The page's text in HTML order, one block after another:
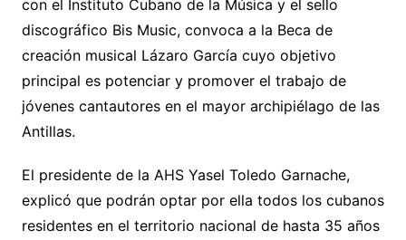
con el Instituto Cubano de la Música y el sello
discográfico Bis Music, convoca a la Beca de
creación musical Lázaro García cuyo objetivo
principal es potenciar y promover el trabajo de
jóvenes cantautores en el mayor archipiélago de las
Antillas.
El presidente de la AHS Yasel Toledo Garnache,
explicó que podrán optar por ella todos los cubanos
residentes en el territorio nacional de hasta 35 años